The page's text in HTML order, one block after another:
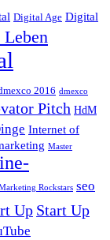
Digital Age Digital
2016 dmexco
Pitch HdM
Internet of
Master
Rockstars seo
Up Start Up